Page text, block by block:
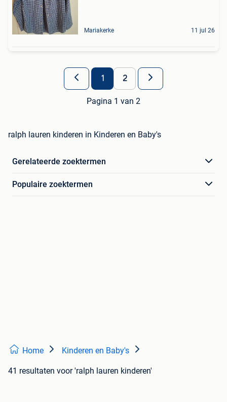
Mariakerke 11 jul 26
1 2
Pagina 1 van 2
ralph lauren kinderen in Kinderen en Baby's
Gerelateerde zoektermen
Populaire zoektermen
Home Kinderen en Baby's
41 resultaten voor 'ralph lauren kinderen'